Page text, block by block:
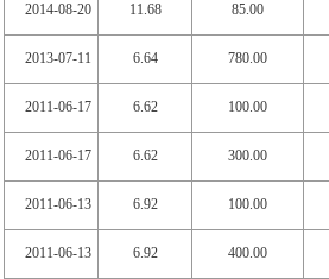
2014-08-20 11.68 85.00
2013-07-11 6.64 780.00
2011-06-17 6.62 100.00
2011-06-17 6.62 300.00
2011-06-13 6.92 100.00
2011-06-13 6.92 400.00